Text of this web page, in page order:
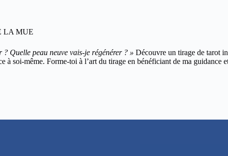
LA MUE
? Quelle peau neuve vais-je régénérer ? »Découvre un tirage de tarot
à soi-même. Forme-toi à l’art du tirage en bénéficiant de ma guidance